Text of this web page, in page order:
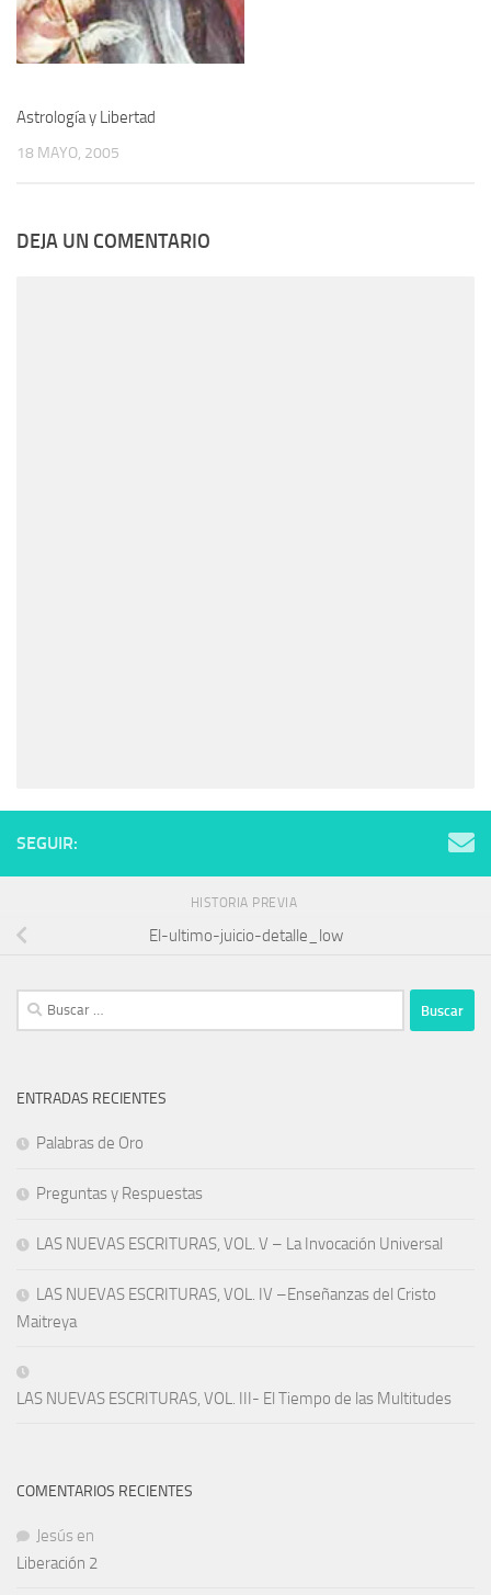
Astrología y Libertad
18 MAYO, 2005
DEJA UN COMENTARIO
SEGUIR:
HISTORIA PREVIA
El-ultimo-juicio-detalle_low
Buscar:
ENTRADAS RECIENTES
Palabras de Oro
Preguntas y Respuestas
LAS NUEVAS ESCRITURAS, VOL. V – La Invocación Universal
LAS NUEVAS ESCRITURAS, VOL. IV –Enseñanzas del Cristo
Maitreya
LAS NUEVAS ESCRITURAS, VOL. III- El Tiempo de las Multitudes
COMENTARIOS RECIENTES
Jesús en
Liberación 2